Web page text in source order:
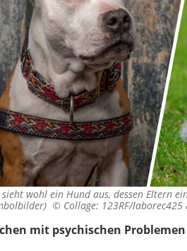
sieht wohl ein Hund aus, dessen Eltern
© Collage: 123RF/laborec425
mit psychischen